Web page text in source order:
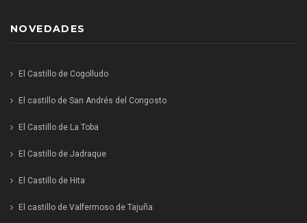
NOVEDADES
El Castillo de Cogolludo
El castillo de San Andrés del Congosto
El Castillo de La Toba
El Castillo de Jadraque
El Castillo de Hita
El castillo de Valfermoso de Tajuña